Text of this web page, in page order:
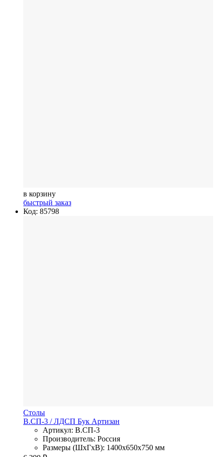
в корзину
быстрый заказ
Код: 85798
Столы
В.СП-3 / ЛДСП Бук Артизан
Артикул: В.СП-3
Производитель: Россия
Размеры (ШхГхВ): 1400x650x750 мм